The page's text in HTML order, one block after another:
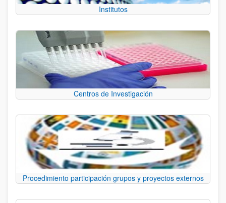
Institutos
Centros de Investigación
Procedimiento participación grupos y proyectos externos